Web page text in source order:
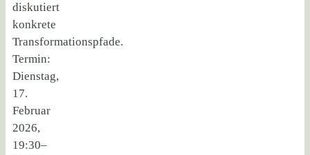
diskutiert
konkrete
Transformationspfade.
Termin:
Dienstag,
17.
Februar
2026,
19:30–